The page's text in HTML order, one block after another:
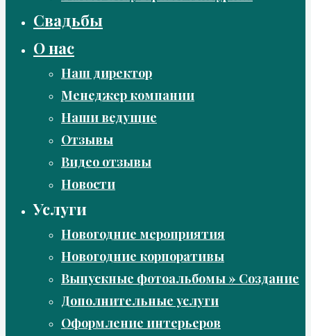
Свадьбы
О нас
Наш директор
Менеджер компании
Наши ведущие
Отзывы
Видео отзывы
Новости
Услуги
Новогодние мероприятия
Новогодние корпоративы
Выпускные фотоальбомы » Создание
Дополнительные услуги
Оформление интерьеров